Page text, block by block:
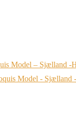
Model – Sjælland -